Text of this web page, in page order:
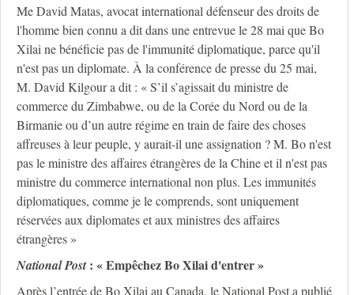
Me David Matas, avocat international défenseur des droits de
l'homme bien connu a dit dans une entrevue le 28 mai que Bo
Xilai ne bénéficie pas de l'immunité diplomatique, parce qu'il
n'est pas un diplomate. À la conférence de presse du 25 mai,
M. David Kilgour a dit : « S’il s’agissait du ministre de
commerce du Zimbabwe, ou de la Corée du Nord ou de la
Birmanie ou d’un autre régime en train de faire des choses
affreuses à leur peuple, y aurait-il une assignation ? M. Bo n'est
pas le ministre des affaires étrangères de la Chine et il n'est pas
ministre du commerce international non plus. Les immunités
diplomatiques, comme je le comprends, sont uniquement
réservées aux diplomates et aux ministres des affaires
étrangères »
National Post: « Empêchez Bo Xilai d'entrer »
Après l’entrée de Bo Xilai au Canada, le National Post a publié